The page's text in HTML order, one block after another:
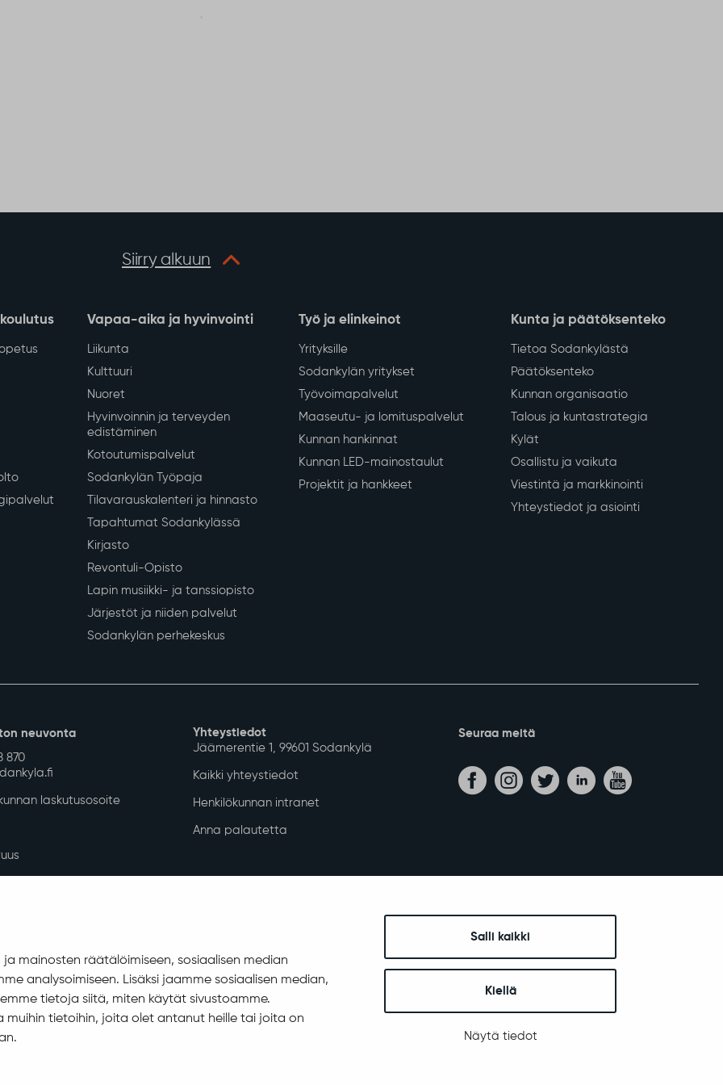
mainosten räätälöimiseen, sosiaalisen median
analysoimiseen. Lisäksi jaamme sosiaalisen median,
tietoja siitä, miten käytät sivustoamme.
tietoihin, joita olet antanut heille tai joita on
Salli kaikki
Kiellä
Näytä tiedot
Siirry alkuun
Vapaa-aika ja hyvinvointi
Liikunta
Kulttuuri
Nuoret
Hyvinvoinnin ja terveyden
edistäminen
Kotoutumispalvelut
Sodankylän Työpaja
Tilavarauskalenteri ja hinnasto
Tapahtumat Sodankylässä
Kirjasto
Revontuli-Opisto
Lapin musiikki- ja tanssiopisto
Järjestöt ja niiden palvelut
Sodankylän perhekeskus
Työ ja elinkeinot
Yrityksille
Sodankylän yritykset
Työvoimapalvelut
Maaseutu- ja lomituspalvelut
Kunnan hankinnat
Kunnan LED-mainostaulut
Projektit ja hankkeet
Kunta ja päätöksenteko
Tietoa Sodankylästä
Päätöksenteko
Kunnan organisaatio
Talous ja kuntastrategia
Kylät
Osallistu ja vaikuta
Viestintä ja markkinointi
Yhteystiedot ja asiointi
neuvonta
870
laskutusosoite
Yhteystiedot
Jäämerentie 1, 99601 Sodankylä
Kaikki yhteystiedot
Henkilökunnan intranet
Anna palautetta
Seuraa meitä